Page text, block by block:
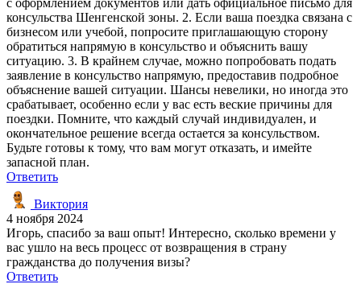
консульства Шенгенской зоны. 2. Если ваша поездка связана с
бизнесом или учебой, попросите приглашающую сторону
обратиться напрямую в консульство и объяснить вашу
ситуацию. 3. В крайнем случае, можно попробовать подать
заявление в консульство напрямую, предоставив подробное
объяснение вашей ситуации. Шансы невелики, но иногда это
срабатывает, особенно если у вас есть веские причины для
поездки. Помните, что каждый случай индивидуален, и
окончательное решение всегда остается за консульством.
Будьте готовы к тому, что вам могут отказать, и имейте
запасной план.
Ответить
Виктория
4 ноября 2024
Игорь, спасибо за ваш опыт! Интересно, сколько времени у
вас ушло на весь процесс от возвращения в страну
гражданства до получения визы?
Ответить